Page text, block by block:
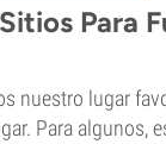
Para
nuestro lugar
Para algunos,